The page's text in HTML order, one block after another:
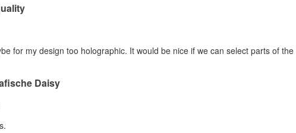
for my design too holographic. It would be nice if we can select parts of
Daisy